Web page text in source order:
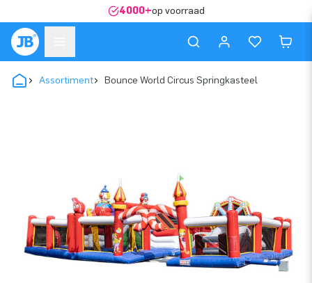
4000+op voorraad
Assortiment Bounce World Circus Springkasteel